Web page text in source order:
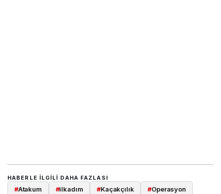
HABERLE ILGILI DAHA FAZLASI
#Atakum #ilkadım #Kaçakçılık #Operasyon